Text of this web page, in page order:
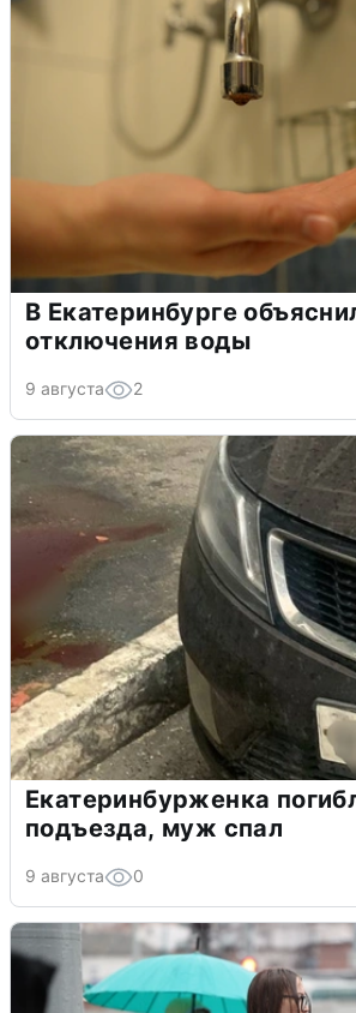
В Екатеринбурге
отключения воды
9 августа 2
Екатеринбурженка
подъезда, муж спал
9 августа 0